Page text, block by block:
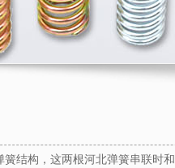
结构，这两根河北弹簧串联时